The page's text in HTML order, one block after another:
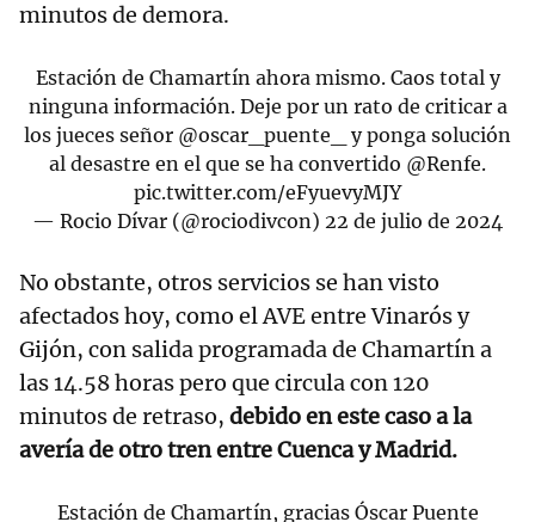
minutos de demora.
Estación de Chamartín ahora mismo. Caos total y
ninguna información. Deje por un rato de criticar a
los jueces señor @oscar_puente_
y ponga solución
al desastre en el que se ha convertido @Renfe.
pic.twitter.com/eFyuevyMJY
— Rocio Dívar (@rociodivcon) 22 de julio de 2024
No obstante, otros servicios se han visto
afectados hoy, como el AVE entre Vinarós y
Gijón, con salida programada de Chamartín a
las 14.58 horas pero que circula con 120
minutos de retraso, debido en este caso a la
avería de otro tren entre Cuenca y Madrid.
Estación de Chamartín, gracias Óscar Puente